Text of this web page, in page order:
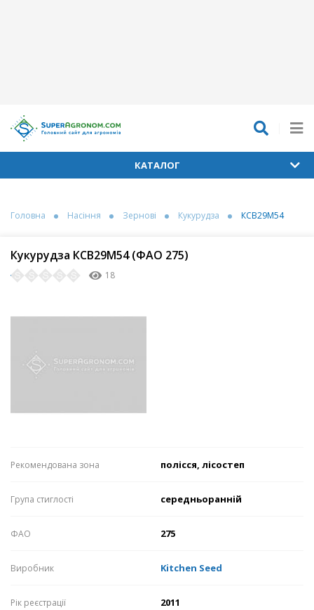
КАТАЛОГ
Головна Насіння Зернові Кукурудза КСВ29M54
Кукурудза КСВ29M54 (ФАО 275)
18
Рекомендована зона полісся, лісостеп
Група стиглості середньоранній
ФАО 275
Виробник Kitchen Seed
Рік реєстрації 2011